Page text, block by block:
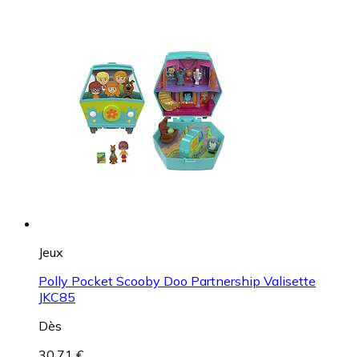
Jeux
Polly Pocket Scooby Doo Partnership Valisette
JKC85
Dès